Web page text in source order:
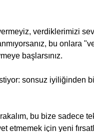
verdiklerimizi
başlarsınız.
etmemek için yeni